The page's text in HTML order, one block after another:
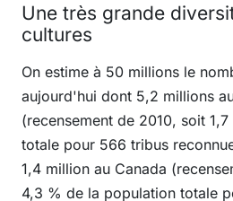
Une très grande
cultures
On estime à 50 millions le
aujourd'hui dont 5,2 millions
(recensement de 2010, soit
totale pour 566 tribus
1,4 million au Canada
4,3 % de la population totale